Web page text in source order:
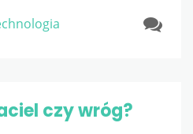
czy wróg?